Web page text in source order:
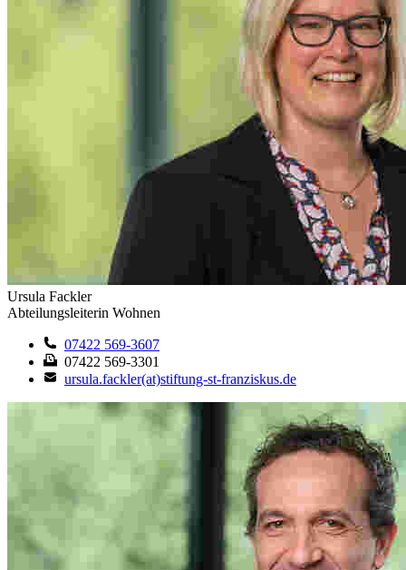
Ursula Fackler
Abteilungsleiterin Wohnen
07422 569-3607
07422 569-3301
ursula.fackler(at)stiftung-st-franziskus.de